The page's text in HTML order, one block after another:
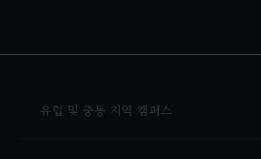
유럽 및 중동 지역 캠퍼스